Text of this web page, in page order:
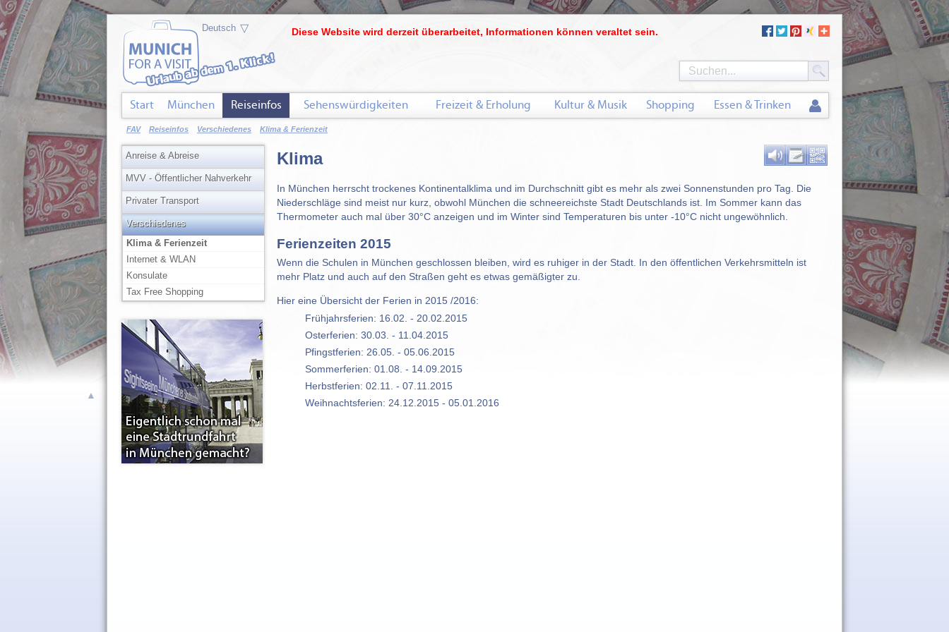
▲
Klima
In München herrscht trockenes Kontinentalklima und im Durchschnitt gibt es mehr als zwei Sonnenstunden pro Tag. Die
Niederschläge sind meist nur kurz, obwohl München die schneereichste Stadt Deutschlands ist. Im Sommer kann das
Thermometer auch mal über 30°C anzeigen und im Winter sind Temperaturen bis unter -10°C nicht ungewöhnlich.
Ferienzeiten 2015
Wenn die Schulen in München geschlossen bleiben, wird es ruhiger in der Stadt. In den öffentlichen Verkehrsmitteln ist
mehr Platz und auch auf den Straßen geht es etwas gemäßigter zu.
Hier eine Übersicht der Ferien in 2015 /2016:
Frühjahrsferien: 16.02. - 20.02.2015
Osterferien: 30.03. - 11.04.2015
Pfingstferien: 26.05. - 05.06.2015
Sommerferien: 01.08. - 14.09.2015
Herbstferien: 02.11. - 07.11.2015
Weihnachtsferien: 24.12.2015 - 05.01.2016
Anreise & Abreise
MVV - Öffentlicher Nahverkehr
Privater Transport
Verschiedenes
Klima & Ferienzeit
Internet & WLAN
Konsulate
Tax Free Shopping
Diese Website wird derzeit überarbeitet, Informationen können veraltet sein.
▽
FAV Reiseinfos Verschiedenes Klima & Ferienzeit
Start München Reiseinfos Sehenswürdigkeiten Freizeit & Erholung Kultur & Musik Shopping Essen & Trinken